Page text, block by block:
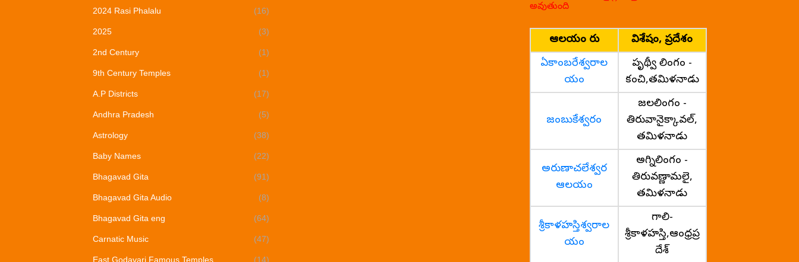
2024 Rasi Phalalu (16)
2025 (3)
2nd Century (1)
9th Century Temples (1)
A.P Districts (17)
Andhra Pradesh (5)
Astrology (38)
Baby Names (22)
Bhagavad Gita (91)
Bhagavad Gita Audio (8)
Bhagavad Gita eng (64)
Carnatic Music (47)
East Godavari Famous Temples (14)
అవుతుంది
ఆలయం పేరు
విశేషం, ప్రదేశం
ఏకాంబరేశ్వరాల
యం
పృథ్వీ లింగం -
కంచి,తమిళనాడు
జంబుకేశ్వరం
జలలింగం -
తిరువానైక్కావల్,
తమిళనాడు
అరుణాచలేశ్వర
ఆలయం
అగ్నిలింగం -
తిరువణ్ణామలై,
తమిళనాడు
శ్రీకాళహస్తిశ్వరాల
యం
గాలి-
శ్రీకాళహస్తి,ఆంధ్రప్ర
దేశ్